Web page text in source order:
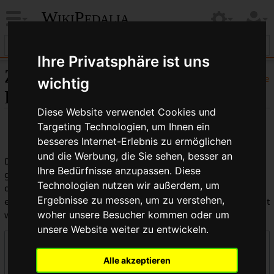
Ihre Privatsphäre ist uns
wichtig
Diese Website verwendet Cookies und
Targeting Technologien, um Ihnen ein
besseres Internet-Erlebnis zu ermöglichen
und die Werbung, die Sie sehen, besser an
Ihre Bedürfnisse anzupassen. Diese
Technologien nutzen wir außerdem, um
Ergebnisse zu messen, um zu verstehen,
woher unsere Besucher kommen oder um
unsere Website weiter zu entwickeln.
Alle akzeptieren
WikiPedalia
Hilfe
Zentrale öffentliche
Logbücher
Dies ist die kombinierte Anzeige aller in WikiPedalia
geführten Logbücher. Die Ausgabe kann durch die Auswahl
des Logbuchtyps, des Benutzers oder des Seitentitels
eingeschränkt werden (Groß-/Kleinschreibung muss beachtet
werden).
Logbücher
Zentrale öffentliche Logbücher